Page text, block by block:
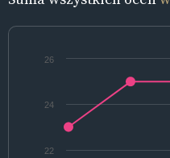
22
24
26